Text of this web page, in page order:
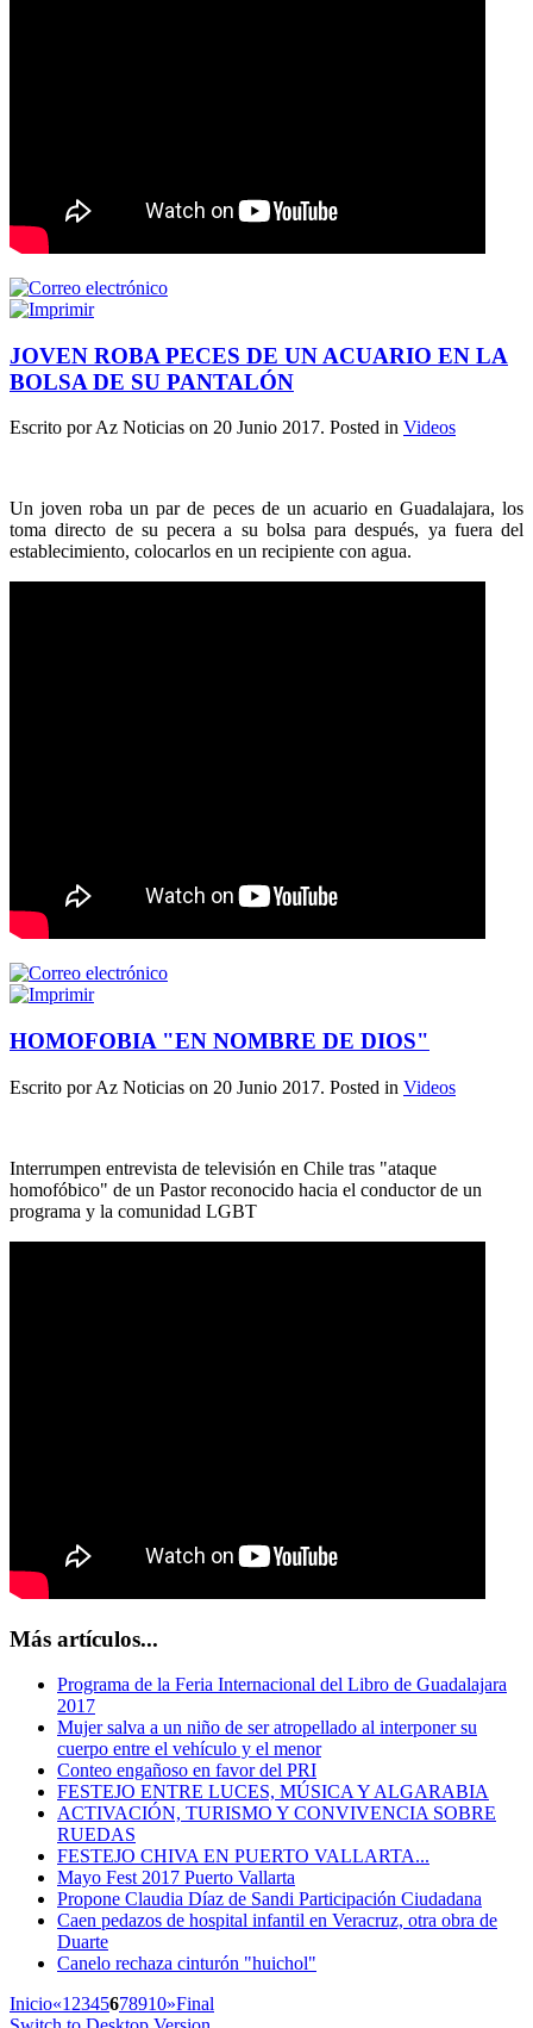
JOVEN ROBA PECES DE UN ACUARIO EN LA
BOLSA DE SU PANTALÓN
Escrito por Az Noticias on 20 Junio 2017. Posted in Videos
Un joven roba un par de peces de un acuario en Guadalajara, los
toma directo de su pecera a su bolsa para después, ya fuera del
establecimiento, colocarlos en un recipiente con agua.
HOMOFOBIA "EN NOMBRE DE DIOS"
Escrito por Az Noticias on 20 Junio 2017. Posted in Videos
Interrumpen entrevista de televisión en Chile tras "ataque
homofóbico" de un Pastor reconocido hacia el conductor de un
programa y la comunidad LGBT
Más artículos...
Programa de la Feria Internacional del Libro de Guadalajara
2017
Mujer salva a un niño de ser atropellado al interponer su
cuerpo entre el vehículo y el menor
Conteo engañoso en favor del PRI
FESTEJO ENTRE LUCES, MÚSICA Y ALGARABIA
ACTIVACIÓN, TURISMO Y CONVIVENCIA SOBRE
RUEDAS
FESTEJO CHIVA EN PUERTO VALLARTA...
Mayo Fest 2017 Puerto Vallarta
Propone Claudia Díaz de Sandi Participación Ciudadana
Caen pedazos de hospital infantil en Veracruz, otra obra de
Duarte
Canelo rechaza cinturón "huichol"
Inicio«1 2345678910»Final